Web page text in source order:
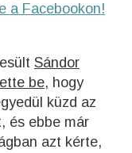
a Facebookon!
Sándor
be, hogy
küzd az
és ebbe már
azt kérte,